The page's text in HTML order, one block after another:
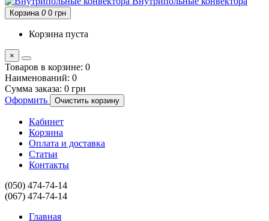
Корзина 0 0 грн
Корзина пуста
×
Товаров в корзине: 0
Наименований: 0
Сумма заказа: 0 грн
Оформить
Очистить корзину
Кабинет
Корзина
Оплата и доставка
Статьи
Контакты
(050) 474-74-14
(067) 474-74-14
Главная